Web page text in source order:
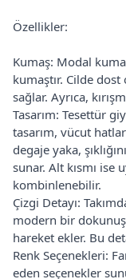
Özellikler:
Kumaş: Modal
kumaştır. Cilde
sağlar. Ayrıca,
Tasarım: Tesettür
tasarım, vücut
degaje yaka,
sunar. Alt kısmı
kombinlenebilir.
Çizgi Detayı:
modern bir dokunuş
hareket ekler. Bu
Renk Seçenekleri:
eden seçenekler